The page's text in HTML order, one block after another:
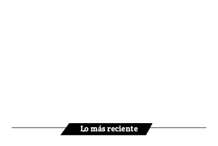
Lo más reciente